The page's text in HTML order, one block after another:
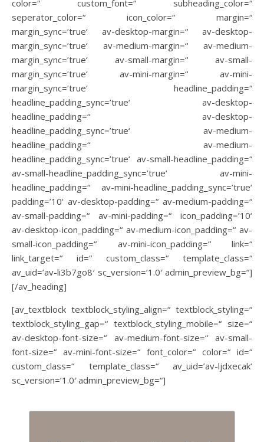
color=“ custom_font=“ subheading_color=“
seperator_color=“ icon_color=“ margin=“
margin_sync=’true‘ av-desktop-margin=“ av-desktop-
margin_sync=’true‘ av-medium-margin=“ av-medium-
margin_sync=’true‘ av-small-margin=“ av-small-
margin_sync=’true‘ av-mini-margin=“ av-mini-
margin_sync=’true‘ headline_padding=“
headline_padding_sync=’true‘ av-desktop-
headline_padding=“ av-desktop-
headline_padding_sync=’true‘ av-medium-
headline_padding=“ av-medium-
headline_padding_sync=’true‘ av-small-headline_padding=“
av-small-headline_padding_sync=’true‘ av-mini-
headline_padding=“ av-mini-headline_padding_sync=’true‘
padding=’10‘ av-desktop-padding=“ av-medium-padding=“
av-small-padding=“ av-mini-padding=“ icon_padding=’10‘
av-desktop-icon_padding=“ av-medium-icon_padding=“ av-
small-icon_padding=“ av-mini-icon_padding=“ link=“
link_target=“ id=“ custom_class=“ template_class=“
av_uid=’av-li3b7go8′ sc_version=’1.0′ admin_preview_bg=“]
[/av_heading]
[av_textblock textblock_styling_align=“ textblock_styling=“
textblock_styling_gap=“ textblock_styling_mobile=“ size=“
av-desktop-font-size=“ av-medium-font-size=“ av-small-
font-size=“ av-mini-font-size=“ font_color=“ color=“ id=“
custom_class=“ template_class=“ av_uid=’av-ljdxecak‘
sc_version=’1.0′ admin_preview_bg=“]